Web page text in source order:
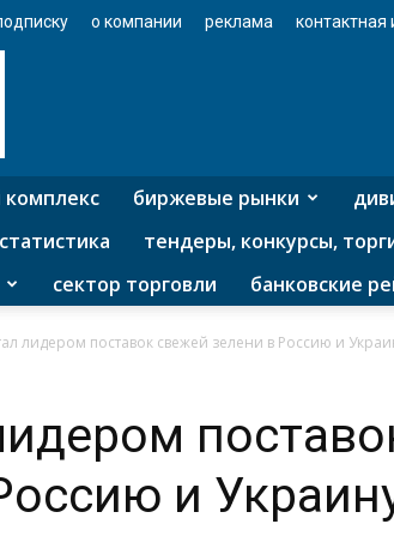
о компании реклама
биржевые рынки
статистика тендеры, конкурсы,
сектор торговли банковские
лидером поставок свежей зелени в Россию и
и